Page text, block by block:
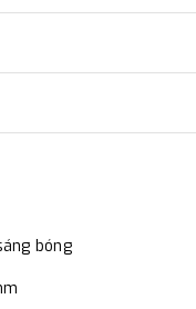
bóng